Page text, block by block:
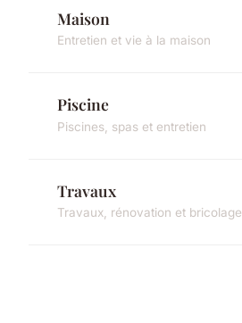
Maison
Entretien et vie à la maison
Piscine
Piscines, spas et entretien
Travaux
Travaux, rénovation et bricolage